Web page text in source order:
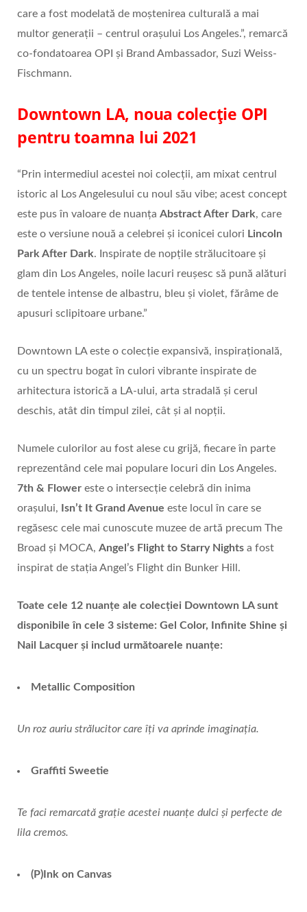
care a fost modelată de moștenirea culturală a mai
multor generații – centrul orașului Los Angeles.”, remarcă
co-fondatoarea OPI și Brand Ambassador, Suzi Weiss-
Fischmann.
Downtown LA, noua colecție OPI
pentru toamna lui 2021
“Prin intermediul acestei noi colecții, am mixat centrul
istoric al Los Angelesului cu noul său vibe; acest concept
este pus în valoare de nuanța Abstract After Dark, care
este o versiune nouă a celebrei și iconicei culori Lincoln
Park After Dark. Inspirate de nopțile strălucitoare și
glam din Los Angeles, noile lacuri reușesc să pună alături
de tentele intense de albastru, bleu și violet, fărâme de
apusuri sclipitoare urbane.”
Downtown LA este o colecție expansivă, inspirațională,
cu un spectru bogat în culori vibrante inspirate de
arhitectura istorică a LA-ului, arta stradală și cerul
deschis, atât din timpul zilei, cât și al nopții.
Numele culorilor au fost alese cu grijă, fiecare în parte
reprezentând cele mai populare locuri din Los Angeles.
7th & Flower este o intersecție celebră din inima
orașului,
Isn’t It Grand Avenue este locul în care se
regăsesc cele mai cunoscute muzee de artă precum The
Broad și MOCA, Angel’s Flight to Starry Nights a fost
inspirat de stația Angel’s Flight din Bunker Hill.
Toate cele 12 nuanțe ale colecției Downtown LAsunt
disponibile în cele 3 sisteme: Gel Color, Infinite Shine și
Nail Lacquer și includ următoarele nuanțe:
Metallic Composition
Un roz auriu strălucitor care îți va aprinde imaginația.
Graffiti Sweetie
Te faci remarcată grație acestei nuanțe dulci și perfecte de
lila cremos.
(P)Ink on Canvas